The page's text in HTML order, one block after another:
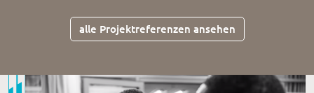
alle Projektreferenzen ansehen